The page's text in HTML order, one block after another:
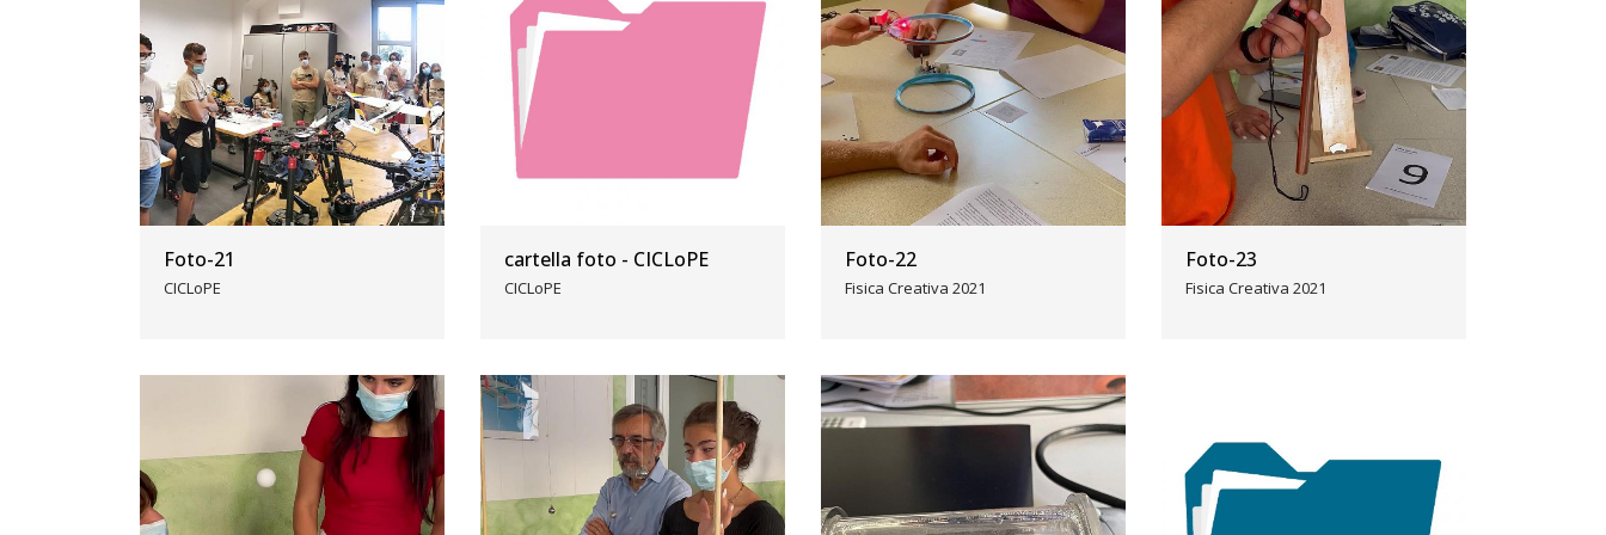
Foto-21
CICLoPE
cartella foto - CICLoPE
CICLoPE
Foto-22
Fisica Creativa 2021
Foto-23
Fisica Creativa 2021